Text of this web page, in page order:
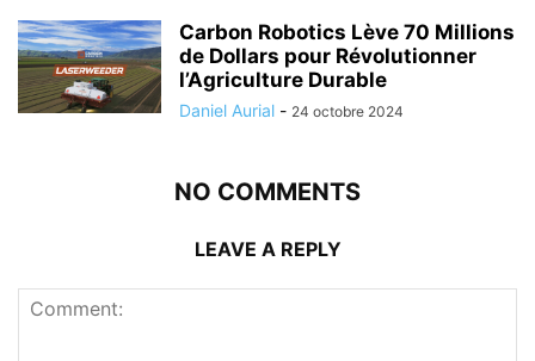
Carbon Robotics Lève 70 Millions
de Dollars pour Révolutionner
l’Agriculture Durable
Daniel Aurial - 24 octobre 2024
NO COMMENTS
LEAVE A REPLY